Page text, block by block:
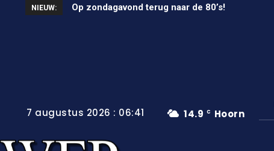
NIEUW: Op zondagavond terug naar de 80’s!
Unieke wielerkoers in Wervershoof
14.9 C Hoorn
7 augustus 2026 : 06:41